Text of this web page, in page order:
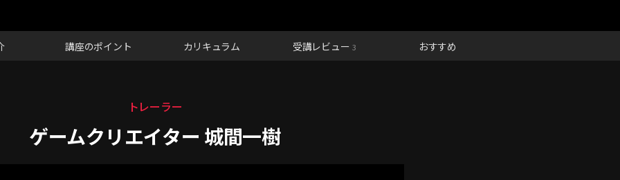
講座のポイント カリキュラム 受講レビュー 3 おすすめ
トレーラー
ゲームクリエイター 城間一樹